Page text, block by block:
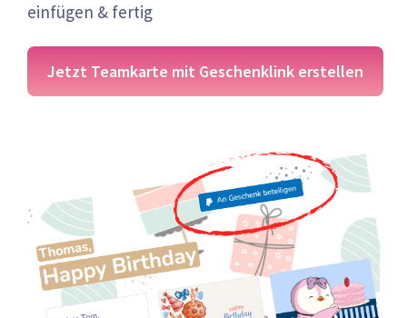
einfügen & fertig
Jetzt Teamkarte mit Geschenklink erstellen